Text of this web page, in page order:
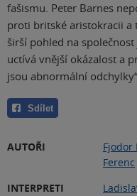
fašismu. Peter Barnes
proti britské aristokracii a
širší pohled na
uctívá vnější okázalost a
jsou abnormální
Sdílet
AUTOŘI Fjodor
Ferenc
INTERPRETI